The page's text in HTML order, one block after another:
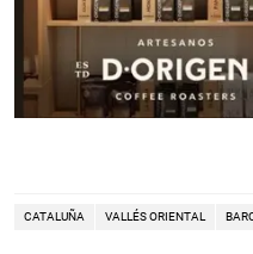
CATALUÑA VALLÉS ORIENTAL